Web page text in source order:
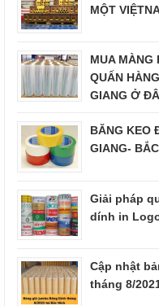
MỘT
MUA MÀNG
QUẤN
GIANG Ở
BĂNG KEO
GIANG-
Giải pháp
dính in
Cập nhật
tháng 8/